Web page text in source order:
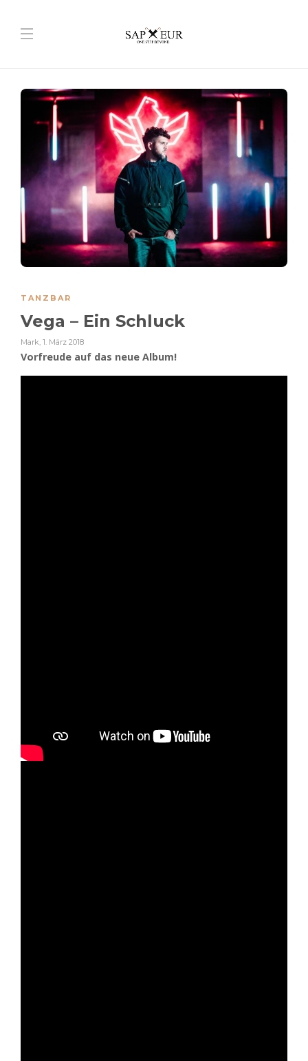
TANZBAR
Vega – Ein Schluck
Mark 1. März 2018
Vorfreude auf das neue Album!